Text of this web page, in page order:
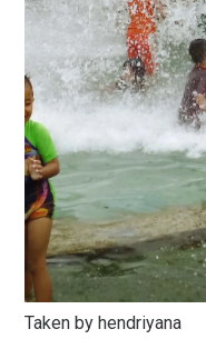
Taken by hendriyana